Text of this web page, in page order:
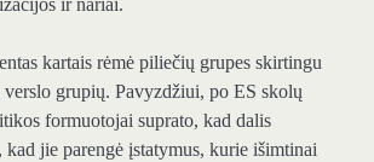
ir nariai.
kartais rėmė piliečių grupes skirtingu
verslo grupių. Pavyzdžiui, po ES skolų
formuotojai suprato, kad dalis
kad jie parengė įstatymus, kurie išimtinai